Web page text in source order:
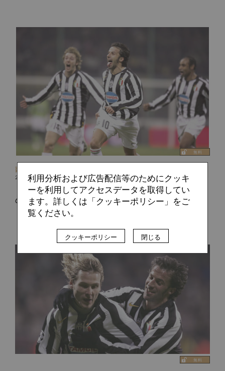
西部 謙司
2019.05.08
「デル・ピエーロ・ゾーン」――左ハーフスペースの支配者
の玉座
利用分析および広告配信等のためにクッキ
ーを利用してアクセスデータを取得してい
ます。詳しくは「クッキーポリシー」をご
覧ください。
クッキーポリシー 閉じる